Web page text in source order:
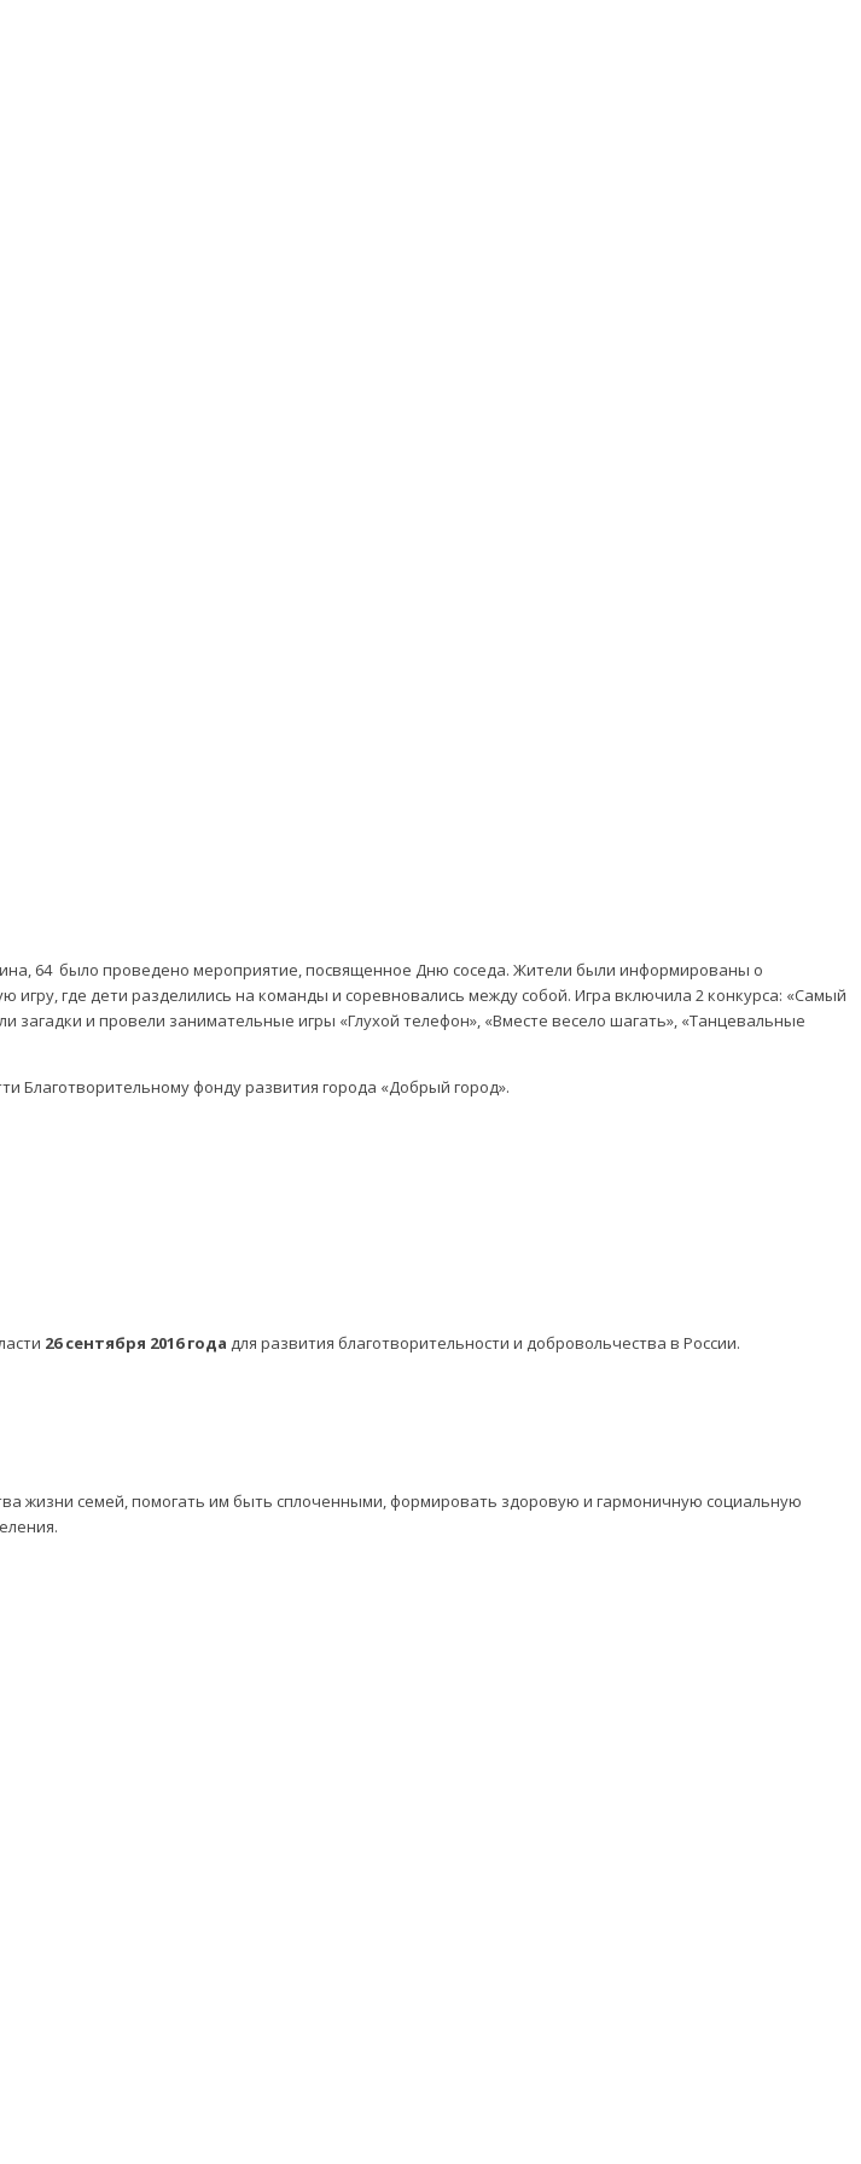
64 было проведено мероприятие, посвященное Дню соседа. Жители были информированы о
где дети разделились на команды и соревновались между собой. Игра включила 2 конкурса: «Самый
и провели занимательные игры «Глухой телефон», «Вместе весело шагать», «Танцевальные
Благотворительному фонду развития города «Добрый город».
26 сентября 2016 года для развития благотворительности и добровольчества в России.
жизни семей, помогать им быть сплоченными, формировать здоровую и гармоничную социальную